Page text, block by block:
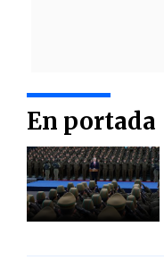
En portada